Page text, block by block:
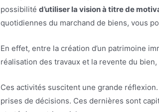
possibilitéd’utiliser la vision à titre de
quotidiennes du marchand de biens, vous
En effet, entre la création d’un patrimoine
réalisation des travaux et la revente du
Ces activités suscitent une grande
prises de décisions. Ces dernières sont